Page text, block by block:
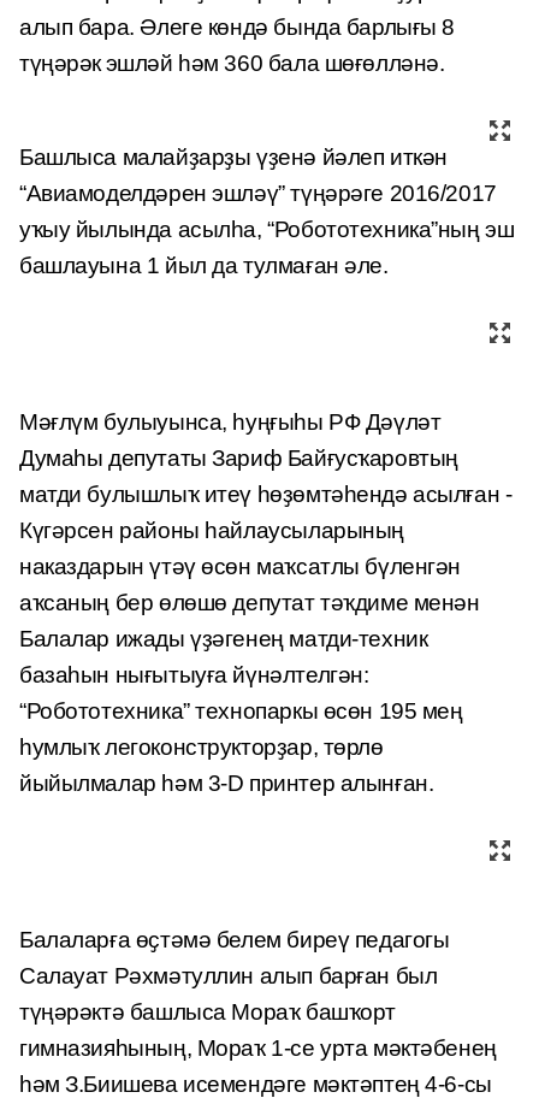
алып бара. Әлеге көндә бында барлығы 8
түңәрәкэшләй һәм 360 бала шөғөлләнә.
Башлыса малайҙарҙы үҙенә йәлеп иткән
“Авиамоделдәрен эшләү” түңәрәге 2016/2017
уҡыу йылында асылһа, “Робототехника”ның эш
башлауына 1 йыл да тулмаған әле.
Мәғлүм булыуынса, һуңғыһы РФ Дәүләт
Думаһы депутаты Зариф Байғусҡаровтың
матди булышлыҡ итеү һөҙөмтәһендә асылған -
Күгәрсен районы һайлаусыларының
наказдарын үтәү өсөн маҡсатлы бүленгән
аҡсаның бер өлөшө депутат тәҡдиме менән
Балалар ижады үҙәгенең матди-техник
базаһын нығытыуға йүнәлтелгән:
“Робототехника” технопаркы өсөн 195 мең
һумлыҡ легоконструкторҙар, төрлө
йыйылмалар һәм 3-D принтер алынған.
Балаларға өҫтәмә белем биреү педагогы
Салауат Рәхмәтуллин алып барған был
түңәрәктә башлыса Мораҡ башҡорт
гимназияһының, Мораҡ 1-се урта мәктәбенең
һәм З.Биишева исемендәге мәктәптең 4-6-сы